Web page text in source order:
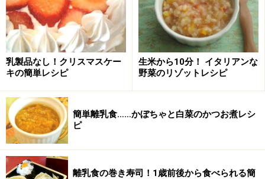
方・手順
■サンタクロースを作る
1
いちごとバナナを切る
バナナは皮をむいて2cm分切ります。いちごは横にし、
左右等分に切ります。
バナナは少し上を斜めに切り落とすと見た目が少し綺麗
ですが、あまり斜めにするといちごが乗りにくくなりま
す
乳製品なし！クリスマスケー
キの簡単レシピ
生米から10分！ イタリアンな
野菜のリゾットレシピ
簡単離乳食……かぼちゃと白菜のかつお煮レシ
ピ
離乳食の巻き寿司！1歳前後から食べられる簡